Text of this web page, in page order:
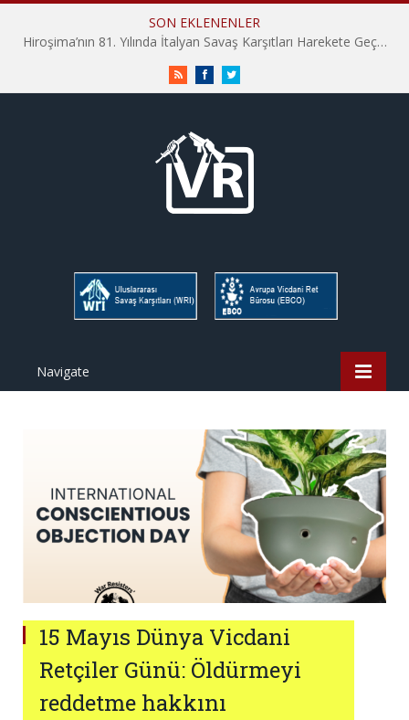
SON EKLENENLER
Hiroşima’nın 81. Yılında İtalyan Savaş Karşıtları Harekete Geçti: “Hatırlamak yeterli değil”
RSS FacebookTwitter
Navigate
15 Mayıs Dünya Vicdani
Retçiler Günü: Öldürmeyi
reddetme hakkını